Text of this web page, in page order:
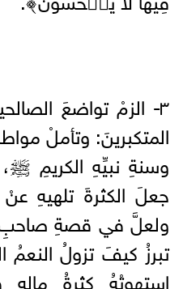
٣- الزمْ تواضعَ
المتكبرينَ: وتأملْ
وسنةِ نبيِّهِ الكريمِ
جعلَ الكثرةَ تلهيهِ
ولعلَّ في قصةِ صاحبِ
تبرزُ كيفَ تزولُ النعمُ
استهوتْهُ كثرةُ